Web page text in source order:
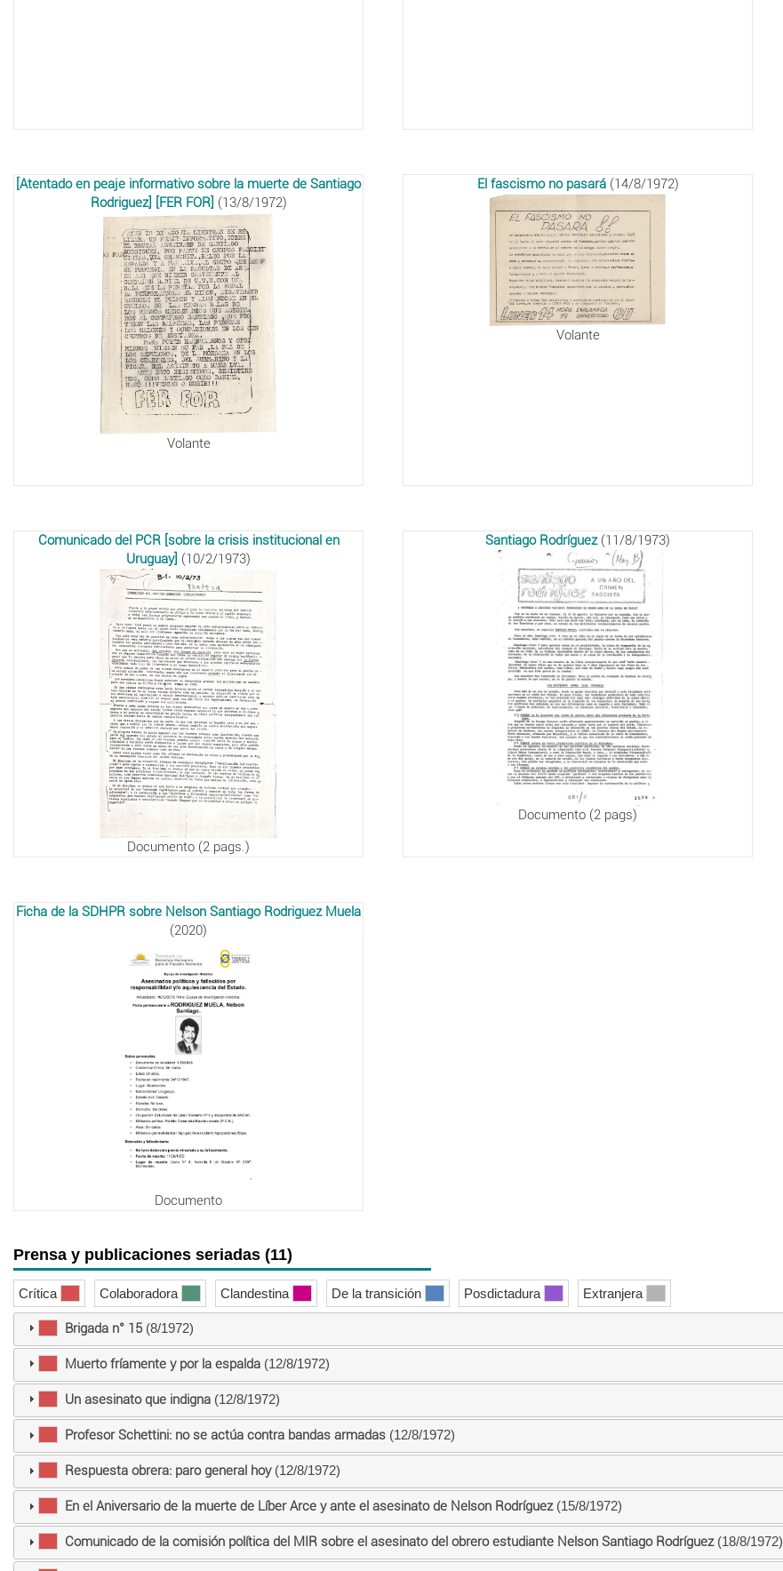
[Atentado en peaje informativo sobre la muerte de Santiago
Rodriguez] [FER FOR] (13/8/1972)
Volante
El fascismo no pasará(14/8/1972)
Volante
Comunicado del PCR [sobre la crisis institucional en
Uruguay] (10/2/1973)
Documento (2 pags.)
Santiago Rodríguez(11/8/1973)
Documento (2 pags)
Ficha de la SDHPR sobre Nelson Santiago Rodriguez Muela
(2020)
Documento
Prensa y publicaciones seriadas (11)
Crítica Colaboradora Clandestina De la transición Posdictadura Extranjera
Brigada n° 15(8/1972)
Muerto fríamente y por la espalda(12/8/1972)
Un asesinato que indigna(12/8/1972)
Profesor Schettini: no se actúa contra bandas armadas(12/8/1972)
Respuesta obrera: paro general hoy(12/8/1972)
En el Aniversario de la muerte de Líber Arce y ante el asesinato de Nelson Rodríguez(15/8/1972)
Comunicado de la comisión política del MIR sobre el asesinato del obrero estudiante Nelson Santiago Rodríguez(18/8/1972)